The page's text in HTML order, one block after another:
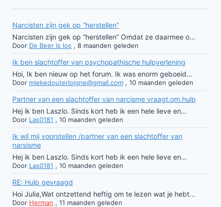
Narcisten zijn gek op “herstellen”
Narcisten zijn gek op “herstellen” Omdat ze daarmee o...
Door De Beer Is los , 8 maanden geleden
Ik ben slachtoffer van psychopathische hulpverlening
Hoi, Ik ben nieuw op het forum. Ik was enorm geboeid...
Door miekedouterloigne@gmail.com , 10 maanden geleden
Partner van een slachtoffer van narcisme vraagt.om.hulp
Hej ik ben Laszlo. Sinds kort heb ik een hele lieve en...
Door Las0181 , 10 maanden geleden
Ik wil mij voorstellen /partner van een slachtoffer van
narsisme
Hej ik ben Laszlo. Sinds kort heb ik een hele lieve en...
Door Las0181 , 10 maanden geleden
RE: Hulp gevraagd
Hoi Julia,Wat ontzettend heftig om te lezen wat je hebt...
Door Herman , 11 maanden geleden